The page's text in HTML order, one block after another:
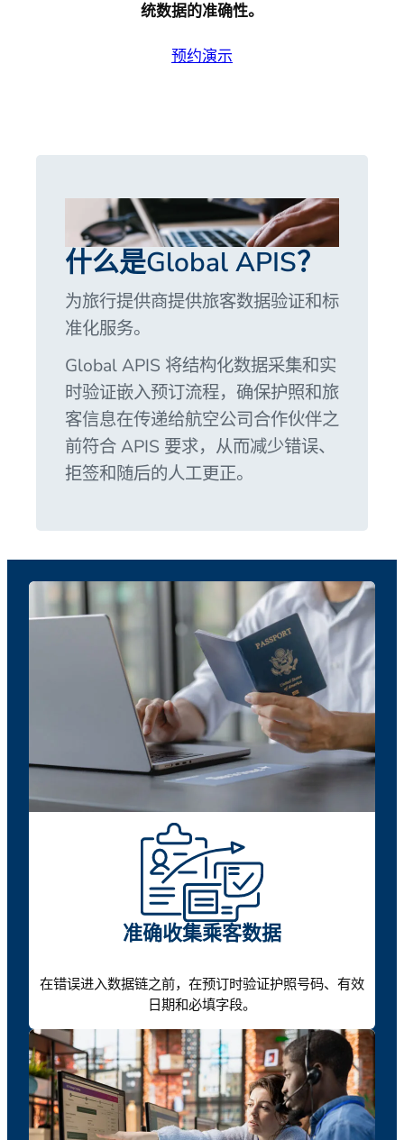
统数据的准确性。
预约演示
什么是Global APIS？
为旅行提供商提供旅客数据验证和标
准化服务。
Global APIS 将结构化数据采集和实
时验证嵌入预订流程，确保护照和旅
客信息在传递给航空公司合作伙伴之
前符合 APIS 要求，从而减少错误、
拒签和随后的人工更正。
准确收集乘客数据
在错误进入数据链之前，在预订时验证护照号码、有效
日期和必填字段。